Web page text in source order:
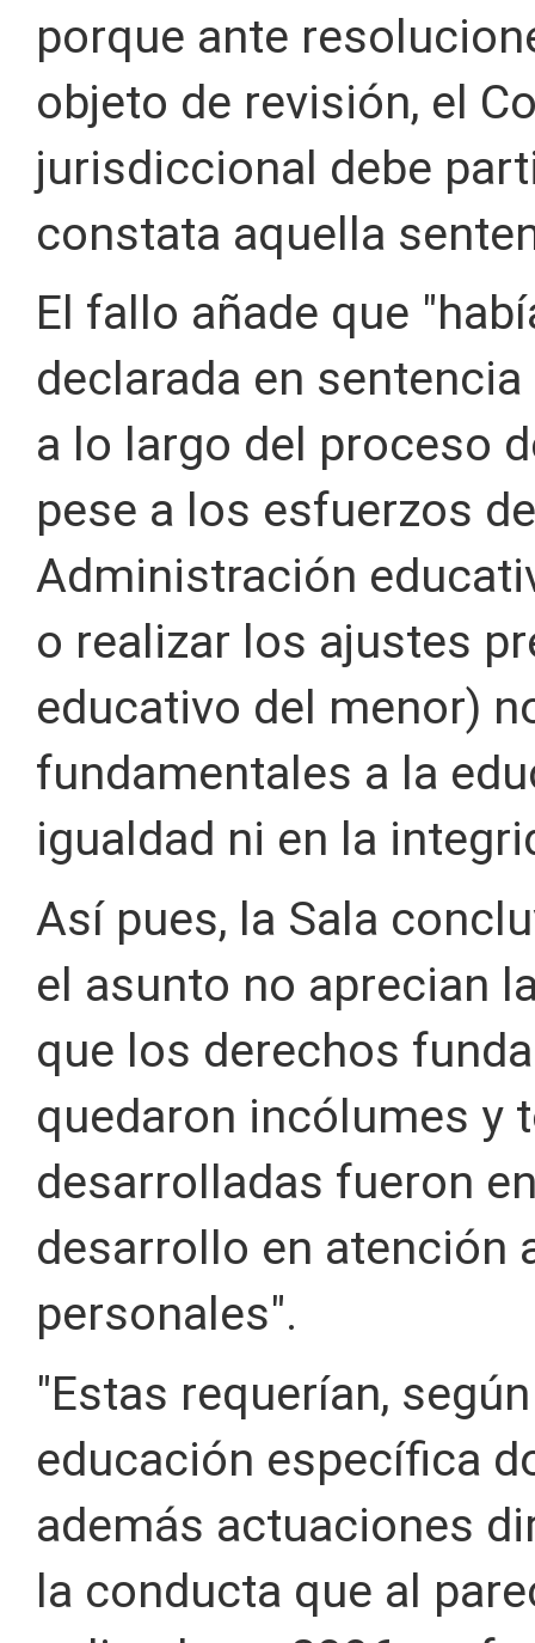
porque ante
objeto de revisión, el
jurisdiccional debe
constata aquella
El fallo añade que
declarada en
a lo largo del proceso
pese a los esfuerzos
Administración
o realizar los ajustes
educativo del menor)
fundamentales a la
igualdad ni en la
Así pues, la Sala
el asunto no aprecian
que los derechos
quedaron incólumes y
desarrolladas fueron
desarrollo en atención
personales".
"Estas requerían,
educación específica
además actuaciones
la conducta que al